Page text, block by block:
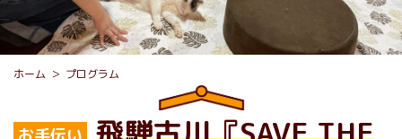
ホーム プログラム